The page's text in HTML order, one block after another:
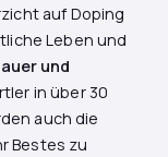
auf Doping
Leben und
und
in über 30
auch die
Bestes zu